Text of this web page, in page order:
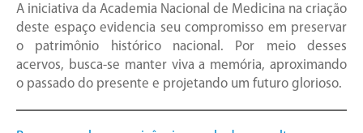
A iniciativa da Academia Nacional de Medicina na criação
deste espaço evidencia seu compromisso em preservar
o patrimônio histórico nacional. Por meio desses
acervos, busca-se manter viva a memória, aproximando
o passado do presente e projetando um futuro glorioso.